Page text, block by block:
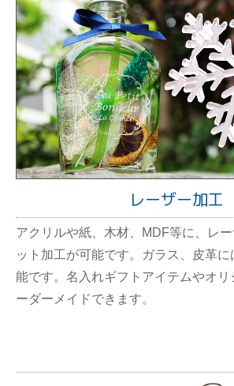
レーザー加工
アクリルや紙、木材、MDF等に、レ
ット加工が可能です。ガラス、皮革
能です。名入れギフトアイテムやオリ
ーダーメイドできます。